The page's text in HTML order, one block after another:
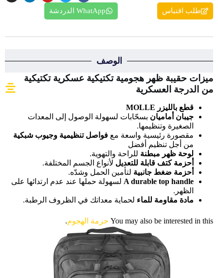
طلب اقتباس WhatApp الدردشة
الوصف
ميزات حقيبة ظهر هجومية تكتيكية عسكرية تكتيكية
من الدرجة العسكرية
قطع بالليزر MOLLE
جيبان أماميان بسحّابات لسهولة الوصول إلى المعدات
الصغيرة وتنظيمها.
مقصورة رئيسية واسعة مع فواصل تنظيمية وجيوب شبكية
من أجل تنظيم أفضل
لوحة ظهر مبطنة للراحة والتهوية.
أحزمة كتف قابلة للتعديل لأنواع الجسم المختلفة.
أحزمة ضغط جانبية لتأمين الحمل وشدّه.
A durable top handle لسهولة حملها عند عدم ارتدائها على
الظهر.
مادة مقاومة للماء لحماية معداتك في الظروف الرطبة.
You may also be interested in this حزمة الهجوم.